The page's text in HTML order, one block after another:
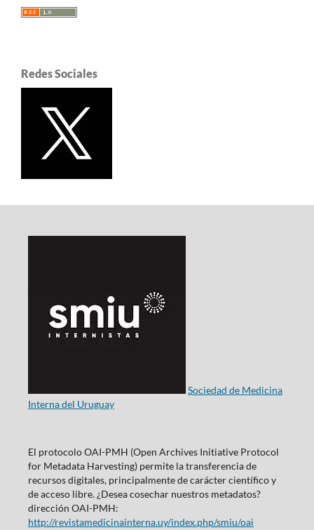
Redes Sociales
Sociedad de Medicina
Interna del Uruguay
El protocolo OAI-PMH (Open Archives Initiative Protocol
for Metadata Harvesting) permite la transferencia de
recursos digitales, principalmente de carácter científico y
de acceso libre. ¿Desea cosechar nuestros metadatos?
dirección OAI-PMH:
http://revistamedicinainterna.uy/index.php/smiu/oai